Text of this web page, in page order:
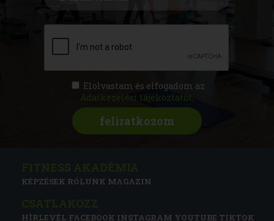
Elolvastam és elfogadom az
Adatkezelési tájékoztatót.
KÉPZÉSEK RÓLUNK MAGAZIN
HÍRLEVÉL FACEBOOK INSTAGRAM YOUTUBE TIKTOK